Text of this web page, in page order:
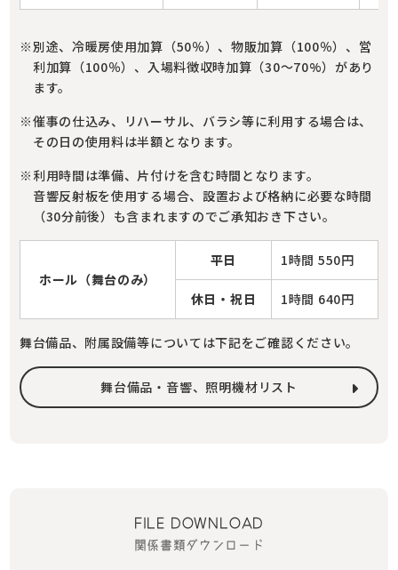
別途、冷暖房使用加算（50％）、物販加算（100％）、営
利加算（100％）、入場料徴収時加算（30～70%）があり
ます。
催事の仕込み、リハーサル、バラシ等に利用する場合は、
その日の使用料は半額となります。
利用時間は準備、片付けを含む時間となります。
音響反射板を使用する場合、設置および格納に必要な時間
（30分前後）も含まれますのでご承知おき下さい。
ホール（舞台のみ）
平日 1時間 550円
休日・祝日 1時間 640円
舞台備品、附属設備等については下記をご確認ください。
舞台備品・音響、照明機材リスト
FILE DOWNLOAD
関係書類ダウンロード